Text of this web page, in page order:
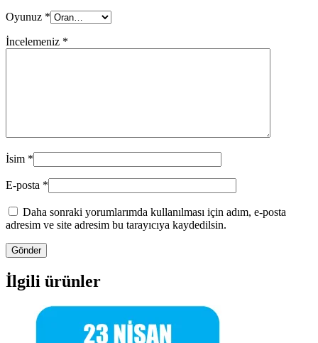
Oyunuz *
İncelemeniz *
İsim *
E-posta *
Daha sonraki yorumlarımda kullanılması için adım, e-posta
adresim ve site adresim bu tarayıcıya kaydedilsin.
İlgili ürünler